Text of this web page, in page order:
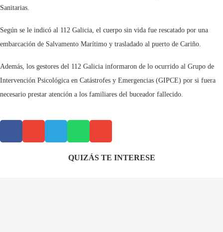
Sanitarias.
Según se le indicó al 112 Galicia, el cuerpo sin vida fue rescatado por una
embarcación de Salvamento Marítimo y trasladado al puerto de Cariño.
Además, los gestores del 112 Galicia informaron de lo ocurrido al Grupo de
Intervención Psicológica en Catástrofes y Emergencias (GIPCE) por si fuera
necesario prestar atención a los familiares del buceador fallecido.
QUIZÁS TE INTERESE